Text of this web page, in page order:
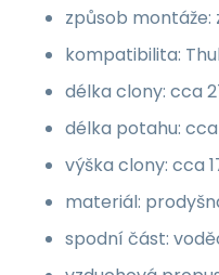
způsob
kompatibilita:
délka clony: cca
délka potahu:
výška clony: cca
materiál:
spodní část: